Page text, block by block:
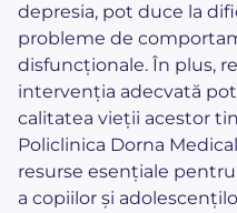
depresia, pot duce la
probleme de
disfuncționale. În plus,
intervenția adecvată
calitatea vieții acestor
Policlinica Dorna
resurse esențiale
a copiilor și